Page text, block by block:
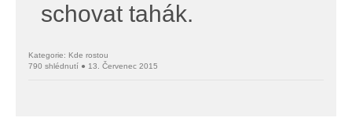
schovat tahák.
Kategorie: Kde rostou
790 shlédnutí ● 13. Červenec 2015